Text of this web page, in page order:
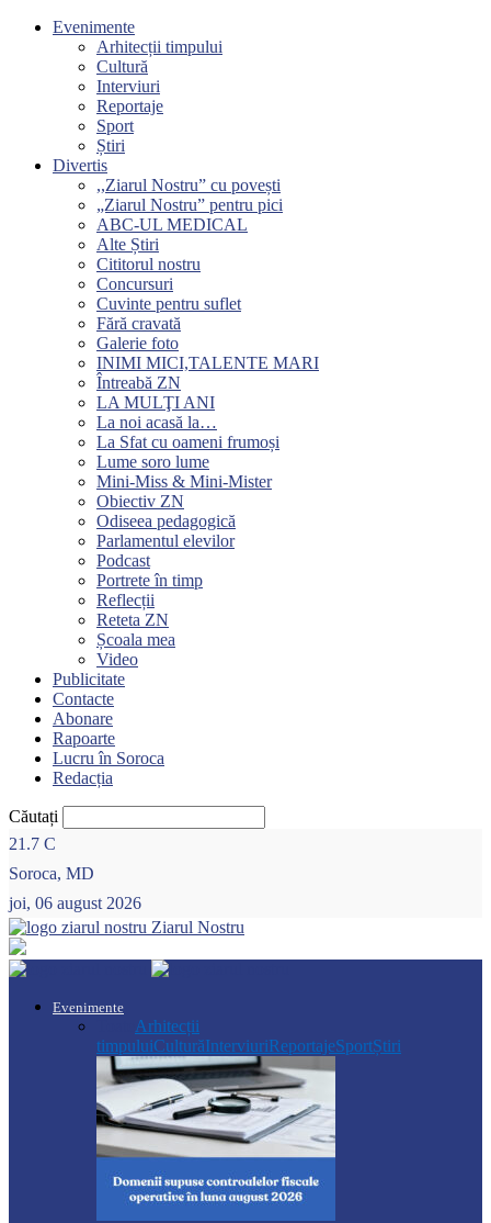
Evenimente
Arhitecții timpului
Cultură
Interviuri
Reportaje
Sport
Știri
Divertis
,,Ziarul Nostru” cu povești
„Ziarul Nostru” pentru pici
ABC-UL MEDICAL
Alte Știri
Cititorul nostru
Concursuri
Cuvinte pentru suflet
Fără cravată
Galerie foto
INIMI MICI,TALENTE MARI
Întreabă ZN
LA MULŢI ANI
La noi acasă la…
La Sfat cu oameni frumoși
Lume soro lume
Mini-Miss & Mini-Mister
Obiectiv ZN
Odiseea pedagogică
Parlamentul elevilor
Podcast
Portrete în timp
Reflecții
Reteta ZN
Școala mea
Video
Publicitate
Contacte
Abonare
Rapoarte
Lucru în Soroca
Redacția
Căutați
21.7 C
Soroca, MD
joi, 06 august 2026
Ziarul Nostru
Evenimente
Arhitecții
timpuluiCulturăInterviuriReportajeSportȘtiri